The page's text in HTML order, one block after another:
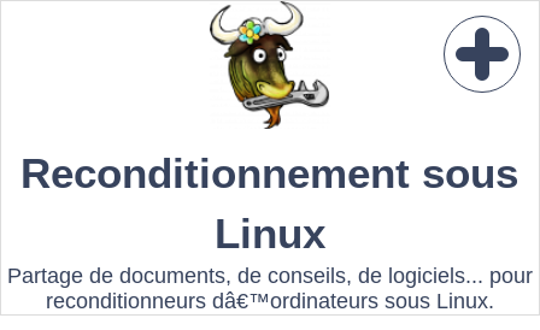
Reconditionnement sous
Linux
Partage de documents, de conseils, de logiciels... pour
reconditionneurs dâ€™ordinateurs sous Linux.